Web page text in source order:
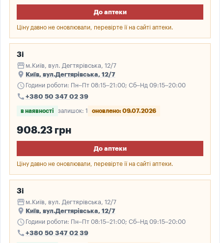
До аптеки
Ціну давно не оновлювали, перевірте її на сайті аптеки.
3і
storefront м.Київ, вул. Дегтярівська, 12/7
place Київ, вул.Дегтярівська, 12/7
schedule Години роботи: Пн–Пт 08:15–21:00; Сб–Нд 09:15–20:00
call +380 50 347 02 39
в наявності залишок: 1 оновлено: 09.07.2026
908.23 грн
До аптеки
Ціну давно не оновлювали, перевірте її на сайті аптеки.
3і
storefront м.Київ, вул. Дегтярівська, 12/7
place Київ, вул.Дегтярівська, 12/7
schedule Години роботи: Пн–Пт 08:15–21:00; Сб–Нд 09:15–20:00
call +380 50 347 02 39